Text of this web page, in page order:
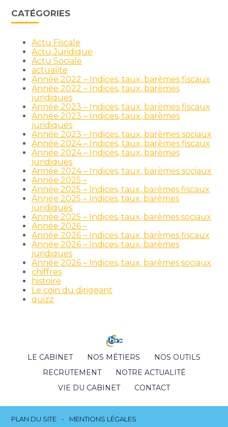
CATÉGORIES
Actu Fiscale
Actu Juridique
Actu Sociale
actualite
Année 2022 – Indices, taux, barèmes fiscaux
Année 2022 – Indices, taux, barèmes
juridiques
Année 2023 – Indices, taux, barèmes fiscaux
Année 2023 – Indices, taux, barèmes
juridiques
Année 2023 – Indices, taux, barèmes sociaux
Année 2024 – Indices, taux, barèmes fiscaux
Année 2024 – Indices, taux, barèmes
juridiques
Année 2024 – Indices, taux, barèmes sociaux
Année 2025 –
Année 2025 – Indices, taux, barèmes fiscaux
Année 2025 – Indices, taux, barèmes
juridiques
Année 2025 – Indices, taux, barèmes sociaux
Année 2026 –
Année 2026 – Indices, taux, barèmes fiscaux
Année 2026 – Indices, taux, barèmes
juridiques
Année 2026 – Indices, taux, barèmes sociaux
chiffres
histoire
Le coin du dirigeant
quizz
Footer
LE CABINET NOS MÉTIERS
NOS OUTILS
RECRUTEMENT
NOTRE ACTUALITÉ
VIE DU CABINET
CONTACT
Footer
PLAN DU SITE MENTIONS LÉGALES